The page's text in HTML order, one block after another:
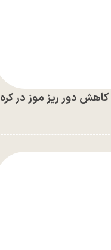
کاهش دور ریز موز در کره